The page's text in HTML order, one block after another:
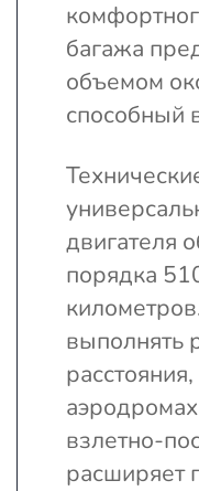
багажа
объемом
способный
двигателя
порядка
выполнять
взлетно-
расширяет